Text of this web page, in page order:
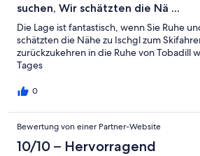
suchen, Wir schätzten die Nä ...
Die Lage ist fantastisch, wenn Sie Ruhe
schätzten die Nähe zu Ischgl zum
zurückzukehren in die Ruhe von Tobadill
Tages
0
Bewertung von einer Partner-Website
10/10 – Hervorragend